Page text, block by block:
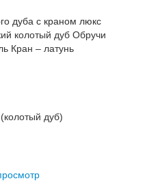
дуба с краном люкс
колотый дуб Обручи
Кран – латунь
дуб)